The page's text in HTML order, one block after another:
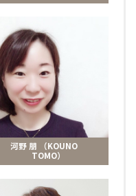
河野 朋 （KOUNO
TOMO）